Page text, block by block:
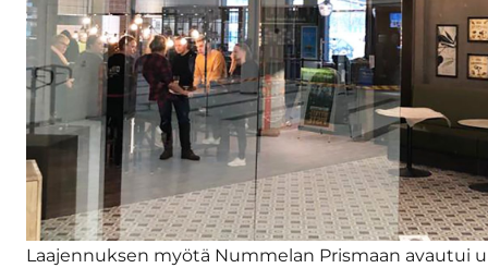
Laajennuksen myötä Nummelan Prismaan avautui